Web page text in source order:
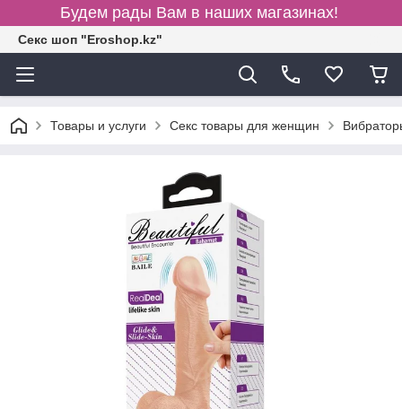
Будем рады Вам в наших магазинах!
Секс шоп "Eroshop.kz"
Товары и услуги Секс товары для женщин